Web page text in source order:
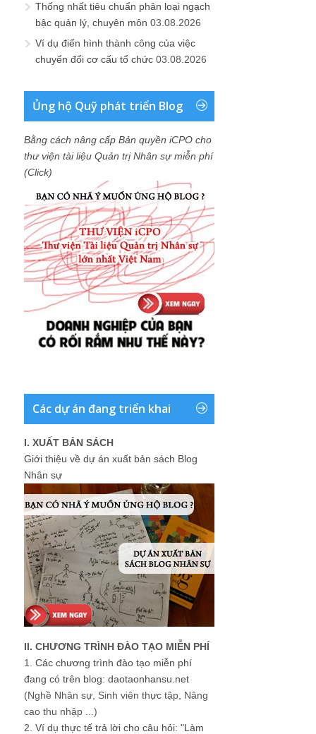
Thống nhất tiêu chuẩn phân loại ngạch
bậc quản lý, chuyên môn 03.08.2026
Ví dụ điển hình thành công của việc
chuyển đổi cơ cấu tổ chức 03.08.2026
Ủng hộ Quỹ phát triển Blog
Bằng cách nâng cấp Bản quyền iCPO cho
thư viện tài liệu Quản trị Nhân sự miễn phí
(Click)
Các dự án đang triển khai
I. XUẤT BẢN SÁCH
Giới thiệu về dự án xuất bản sách Blog
Nhân sự
II. CHƯƠNG TRÌNH ĐÀO TẠO MIỄN PHÍ
1. Các chương trình đào tạo miễn phí
đang có trên blog: daotaonhansu.net
(Nghề Nhân sự, Sinh viên thực tập, Nâng
cao thu nhập ...)
2. Ví dụ thực tế trả lời cho câu hỏi: "Làm